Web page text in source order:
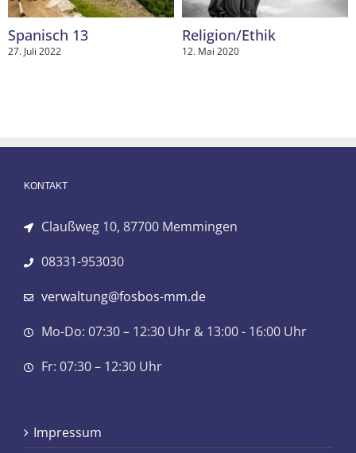
Spanisch 13
27. Juli 2022
Religion/Ethik
12. Mai 2020
KONTAKT
Claußweg 10, 87700 Memmingen
08331-953030
verwaltung@fosbos-mm.de
Mo-Do: 07:30 – 12:30 Uhr & 13:00 - 16:00 Uhr
Fr: 07:30 – 12:30 Uhr
Impressum